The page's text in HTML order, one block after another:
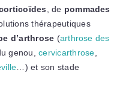
, de pommades
thérapeutiques
d’arthrose (arthrose des
genou,cervicarthrose
…) et son stade